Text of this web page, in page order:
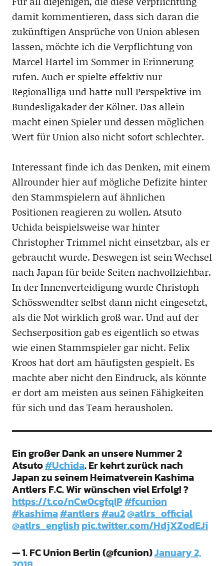
damit kommentieren, dass sich daran die
zukünftigen Ansprüche von Union ablesen
lassen, möchte ich die Verpflichtung von
Marcel Hartel im Sommer in Erinnerung
rufen. Auch er spielte effektiv nur
Regionalliga und hatte null Perspektive im
Bundesligakader der Kölner. Das allein
macht einen Spieler und dessen möglichen
Wert für Union also nicht sofort schlechter.
Interessant finde ich das Denken, mit einem
Allrounder hier auf mögliche Defizite hinter
den Stammspielern auf ähnlichen
Positionen reagieren zu wollen. Atsuto
Uchida beispielsweise war hinter
Christopher Trimmel nicht einsetzbar, als er
gebraucht wurde. Deswegen ist sein Wechsel
nach Japan für beide Seiten nachvollziehbar.
In der Innenverteidigung wurde Christoph
Schösswendter selbst dann nicht eingesetzt,
als die Not wirklich groß war. Und auf der
Sechserposition gab es eigentlich so etwas
wie einen Stammspieler gar nicht. Felix
Kroos hat dort am häufigsten gespielt. Es
machte aber nicht den Eindruck, als könnte
er dort am meisten aus seinen Fähigkeiten
für sich und das Team herausholen.
Ein großer Dank an unsere Nummer 2
Atsuto#Uchida. Er kehrt zurück nach
Japan zu seinem Heimatverein Kashima
Antlers F.C. Wir wünschen viel Erfolg! ?
https://t.co/nCw0cgfqIP#fcunion
#kashima#antlers#au2@atlrs_official
@atlrs_englishpic.twitter.com/HdjXZodEJi
— 1. FC Union Berlin (@fcunion)January 2,